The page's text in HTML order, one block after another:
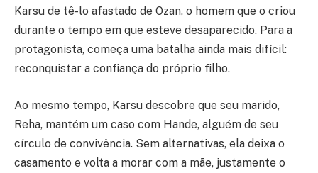
Karsu de tê-lo afastado de Ozan, o homem que o criou
durante o tempo em que esteve desaparecido. Para a
protagonista, começa uma batalha ainda mais difícil:
reconquistar a confiança do próprio filho.
Ao mesmo tempo, Karsu descobre que seu marido,
Reha, mantém um caso com Hande, alguém de seu
círculo de convivência. Sem alternativas, ela deixa o
casamento e volta a morar com a mãe, justamente o